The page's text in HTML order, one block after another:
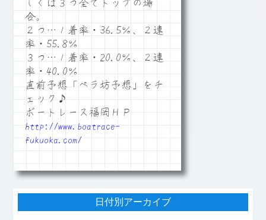
しくは３つ全てトップの場
合。
２つ…１着率・36.5％、２連
率・55.8％
３つ…１着率・20.0％、２連
率・40.0％
直前予想「ペラ坊予想」をチ
ェック♪
ボートレース福岡ＨＰ
http://www.boatrace-
fukuoka.com/
日付別アーカイブ